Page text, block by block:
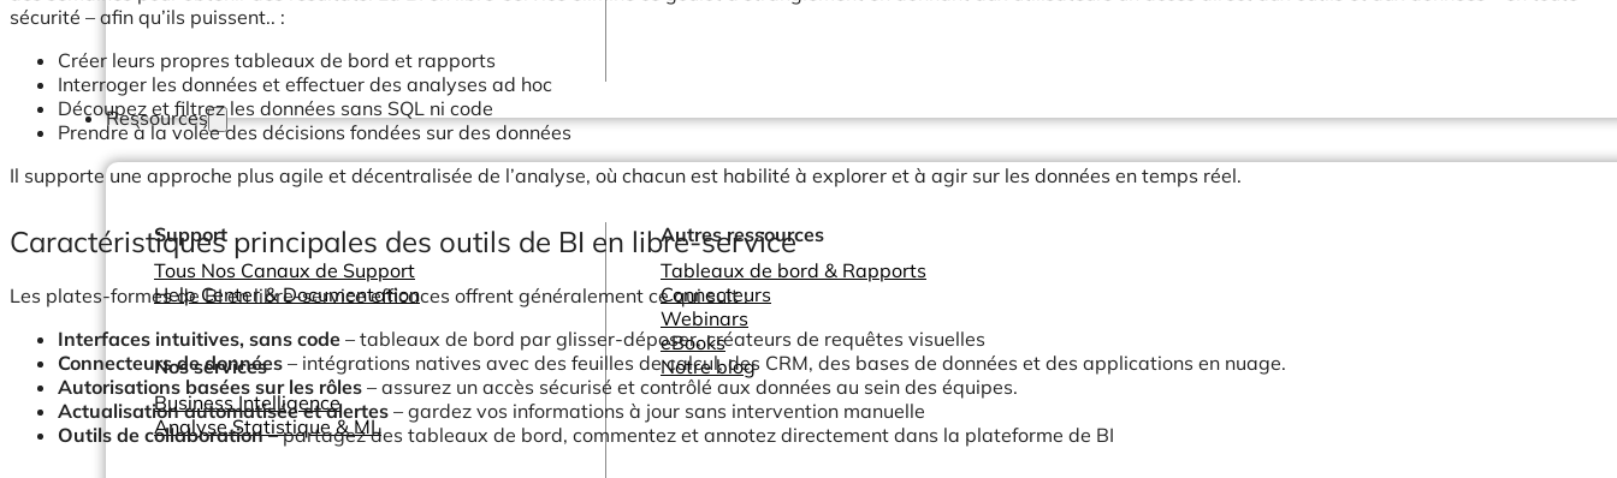
Ressources
Support
Tous Nos Canaux de Support
Help Center & Documentation
Nos services
Business Intelligence
Analyse Statistique & ML
Autres ressources
Tableaux de bord & Rapports
Connecteurs
Webinars
eBooks
Notre blog
sécurité – afin qu’ils puissent.. :
Créer leurs propres tableaux de bord et rapports
Interroger les données et effectuer des analyses ad hoc
Découpez et filtrez les données sans SQL ni code
Prendre à la volée des décisions fondées sur des données
Il supporte une approche plus agile et décentralisée de l’analyse, où chacun est habilité à explorer et à agir sur les données en temps réel.
Caractéristiques principales des outils de BI en libre-service
Les plates-formes de BI en libre-service efficaces offrent généralement ce qui suit :
Interfaces intuitives, sans code – tableaux de bord par glisser-déposer, créateurs de requêtes visuelles
Connecteurs de données – intégrations natives avec des feuilles de calcul, des CRM, des bases de données et des applications en nuage.
Autorisations basées sur les rôles – assurez un accès sécurisé et contrôlé aux données au sein des équipes.
Actualisation automatisée et alertes – gardez vos informations à jour sans intervention manuelle
Outils de collaboration– partagez des tableaux de bord, commentez et annotez directement dans la plateforme de BI